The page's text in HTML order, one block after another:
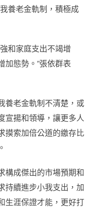
養老金軌制，積極成
和家庭支出不竭增
加態勢。”張依群表
養老金軌制不清楚，或
宣揚和領導，讓更多人
摸索加倍公道的繳存比
構成傑出的市場預期和
持續進步小我支出，加
生涯保證才能，更好打